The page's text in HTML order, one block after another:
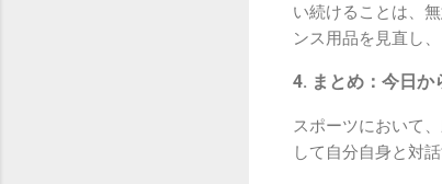
い続けることは、
ンス用品を見直し
4. まとめ：今日か
スポーツにおいて
して自分自身と対